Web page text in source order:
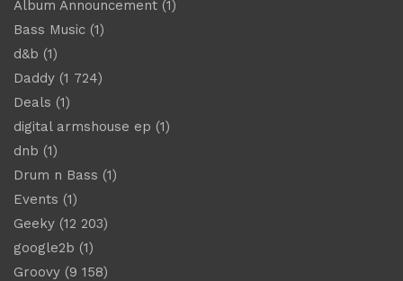
Album Announcement (1)
Bass Music (1)
d&b (1)
Daddy (1 724)
Deals (1)
digital armshouse ep (1)
dnb (1)
Drum n Bass (1)
Events (1)
Geeky (12 203)
google2b (1)
Groovy (9 158)